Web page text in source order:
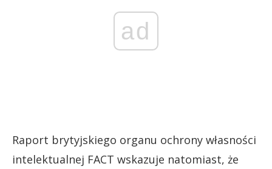
ad
Raport brytyjskiego organu ochrony własności
intelektualnej FACT wskazuje natomiast, że